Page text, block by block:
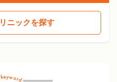
ニックを探す